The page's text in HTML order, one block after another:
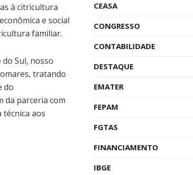
à citricultura
e social
familiar.
Sul, nosso
tratando
do
da parceria com
técnica aos
CEASA
CONGRESSO
CONTABILIDADE
DESTAQUE
EMATER
FEPAM
FGTAS
FINANCIAMENTO
IBGE